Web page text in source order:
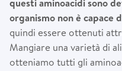
organismo non è capace
quindi essere ottenuti
Mangiare una varietà di
otteniamo tutti gli